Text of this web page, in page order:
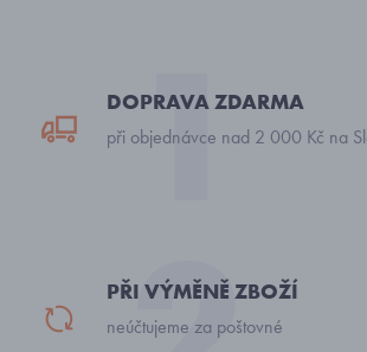
DOPRAVA ZDARMA
při objednávce nad 2 000 Kč na
PŘI VÝMĚNĚ ZBOŽÍ
neúčtujeme za poštovné